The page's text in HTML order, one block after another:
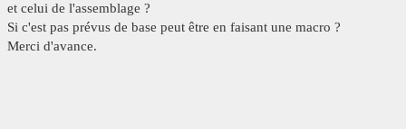
et celui de l'assemblage ?
Si c'est pas prévus de base peut être en faisant une macro ?
Merci d'avance.